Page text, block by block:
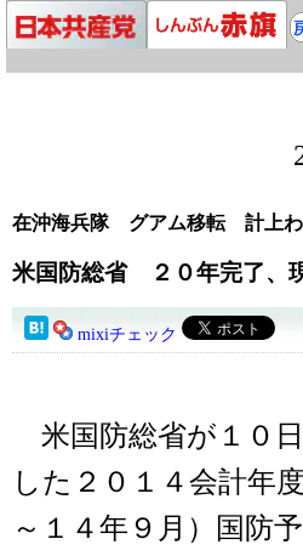
在沖海兵隊 グアム移転 計上
米国防総省 ２０年完了、
mixiチェック
米国防総省が１０
した２０１４会計年
～１４年９月）国防